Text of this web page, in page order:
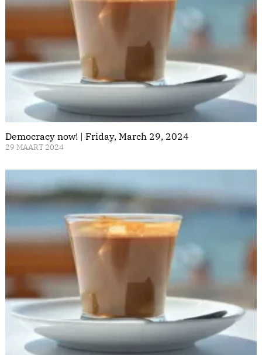
Democracy now! | Friday, March 29, 2024
29 MAART 2024